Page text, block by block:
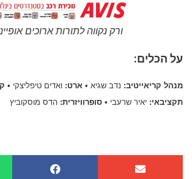
ורק נקווה לתורות ארוכים
על הכלים:
מנהל קריאייטיב: נדב שגיא • ארט: ואדים טיפליצקי •
תקציבאי: יאיר שרעבי • סופרוויזרית: הדס מוסקוביץ